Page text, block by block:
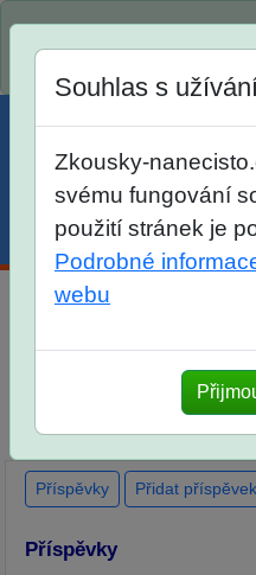
Menu Účet
po skutečných přijímacích
zkouškách
Souhlas s
Zkousky-
svému fungování
použití stránek je
Podrobné
webu
Příspěvky Přidat příspěvek
Příspěvky